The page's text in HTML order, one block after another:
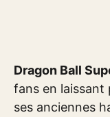
Dragon Ball
fans en laissant
ses anciennes